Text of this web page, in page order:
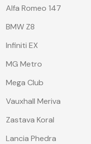
Alfa Romeo 147
BMW Z8
Infiniti EX
MG Metro
Mega Club
Vauxhall Meriva
Zastava Koral
Lancia Phedra